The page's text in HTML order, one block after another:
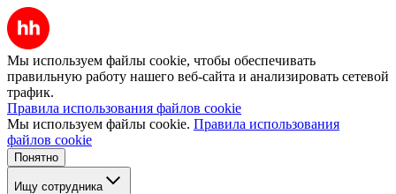
Мы используем файлы cookie, чтобы обеспечивать
правильную работу нашего веб-сайта и анализировать сетевой
трафик.
Правила использования файлов cookie
Мы используем файлы cookie. Правила использования
файлов cookie
Понятно
Ищу сотрудника